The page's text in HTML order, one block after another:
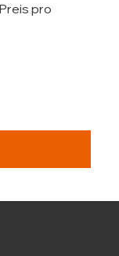
pro